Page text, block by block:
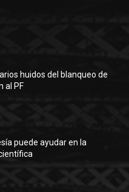
huidos del blanqueo de
al PF
puede ayudar en la